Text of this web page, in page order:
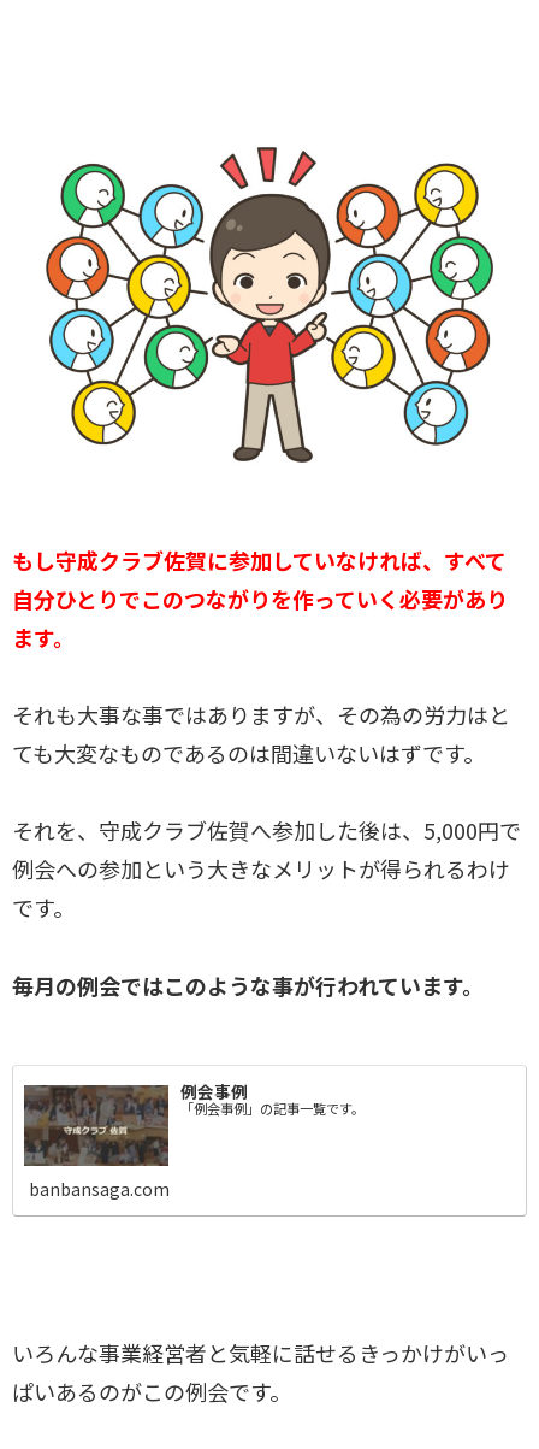
もし守成クラブ佐賀に参加していなければ、すべて
自分ひとりでこのつながりを作っていく必要があり
ます。
それも大事な事ではありますが、その為の労力はと
ても大変なものであるのは間違いないはずです。
それを、守成クラブ佐賀へ参加した後は、5,000円で
例会への参加という大きなメリットが得られるわけ
です。
毎月の例会ではこのような事が行われています。
例会事例
「例会事例」の記事一覧です。
banbansaga.com
いろんな事業経営者と気軽に話せるきっかけがいっ
ぱいあるのがこの例会です。